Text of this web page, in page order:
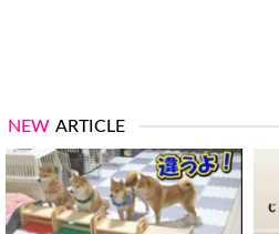
NEW ARTICLE